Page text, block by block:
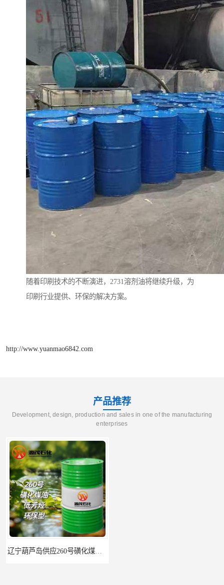
随着印刷技术的不断演进，2731溶剂油将继续升级，为
印刷行业提供、环保的解决方案。
http://www.yuanmao6842.com
产品推荐
Development, design, production and sales in one of the manufacturing
enterprises